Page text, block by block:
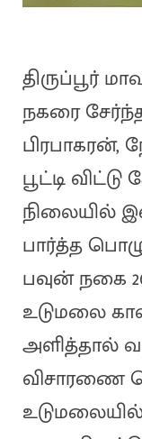
திருப்பூர்
நகரை
பிரபாகரன்,
பூட்டி
நிலையில்
பார்த்த
பவுன் நகை
உடுமலை
அளித்தால்
விசாரணை